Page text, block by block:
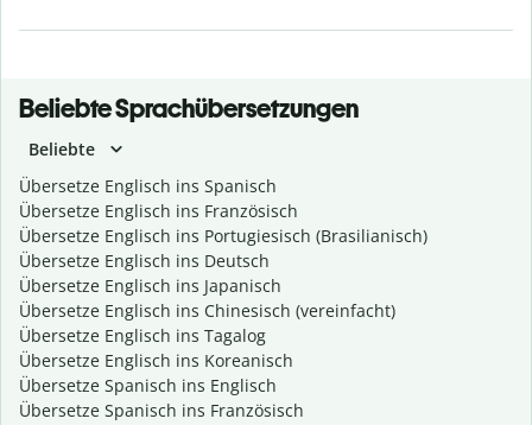
Beliebte Sprachübersetzungen
Beliebte
Übersetze Englisch ins Spanisch
Übersetze Englisch ins Französisch
Übersetze Englisch ins Portugiesisch (Brasilianisch)
Übersetze Englisch ins Deutsch
Übersetze Englisch ins Japanisch
Übersetze Englisch ins Chinesisch (vereinfacht)
Übersetze Englisch ins Tagalog
Übersetze Englisch ins Koreanisch
Übersetze Spanisch ins Englisch
Übersetze Spanisch ins Französisch